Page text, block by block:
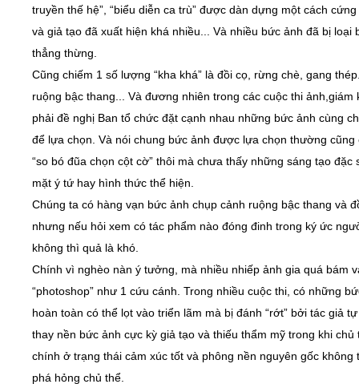
truyền thế hệ”, “biểu diễn ca trù” được dàn dựng một cách
và giả tạo đã xuất hiện khá nhiều... Và nhiều bức ảnh đã bị loại
thẳng thừng.
Cũng chiếm 1 số lượng “kha khá” là đồi cọ, rừng chè, gang
ruộng bậc thang... Và đương nhiên trong các cuộc thi ảnh,giám
phải đề nghị Ban tổ chức đặt cạnh nhau những bức ảnh cùng
để lựa chọn. Và nói chung bức ảnh được lựa chọn thường cũng
“so bó đũa chọn cột cờ” thôi mà chưa thấy những sáng tạo đặc
mặt ý tứ hay hình thức thể hiện.
Chúng ta có hàng vạn bức ảnh chụp cảnh ruộng bậc thang và
nhưng nếu hỏi xem có tác phẩm nào đóng đinh trong ký ức
không thì quả là khó.
Chính vì nghèo nàn ý tưởng, mà nhiều nhiếp ảnh gia quá bám
“photoshop” như 1 cứu cánh. Trong nhiều cuộc thi, có những
hoàn toàn có thể lọt vào triển lãm mà bị đánh “rớt” bởi tác giả
thay nền bức ảnh cực kỳ giả tạo và thiếu thẩm mỹ trong khi chủ
chính ở trạng thái cảm xúc tốt và phông nền nguyên gốc không
phá hỏng chủ thể.